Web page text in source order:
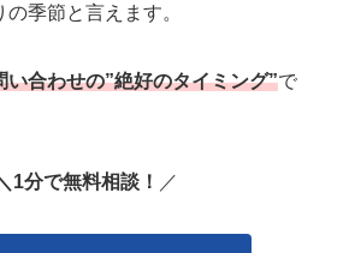
季節と言えます。
い合わせの”絶好のタイミング”で
1分で無料相談！ ／